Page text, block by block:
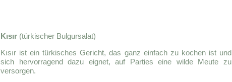
Kısır (türkischer Bulgursalat)
Kısır ist ein türkisches Gericht, das ganz einfach zu kochen ist und
sich hervorragend dazu eignet, auf Parties eine wilde Meute zu
versorgen.